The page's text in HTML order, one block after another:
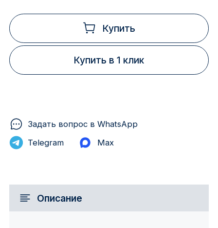
Купить
Купить в 1 клик
Задать вопрос в WhatsApp
Telegram
Max
Описание